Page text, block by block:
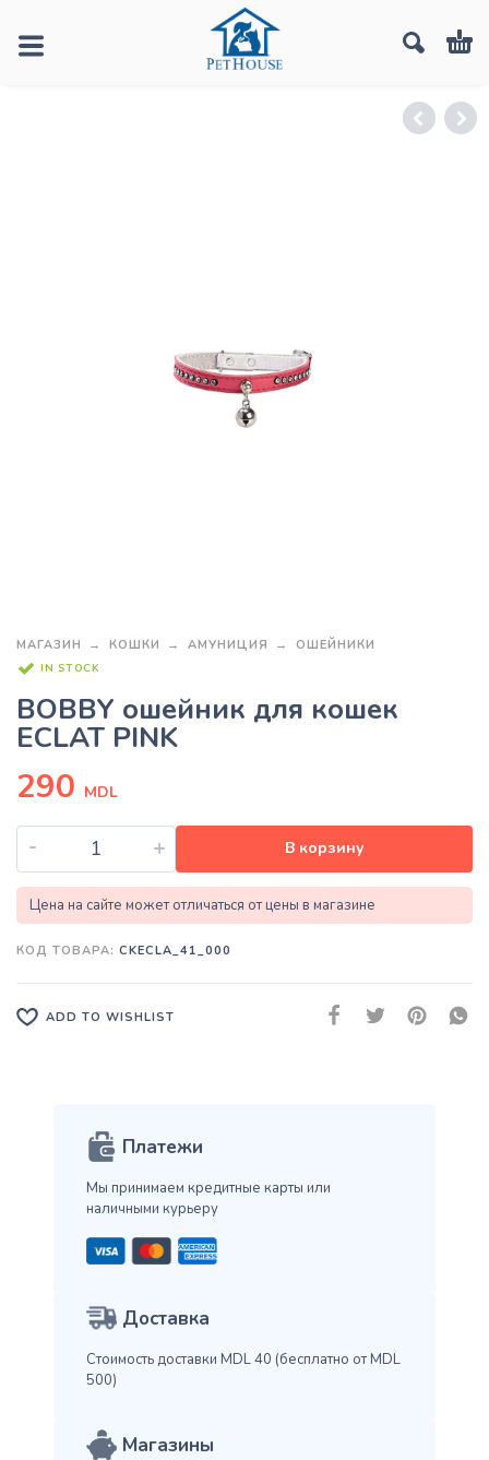
МАГАЗИН КОШКИ АМУНИЦИЯ ОШЕЙНИКИ
IN STOCK
BOBBY ошейник для кошек
ECLAT PINK
290 MDL
- + В корзину
Цена на сайте может отличаться от цены в магазине
КОД ТОВАРА: CKECLA_41_000
ADD TO WISHLIST
Платежи
Мы принимаем кредитные карты или
наличными курьеру
Доставка
Стоимость доставки MDL 40 (бесплатно от MDL
500)
Магазины